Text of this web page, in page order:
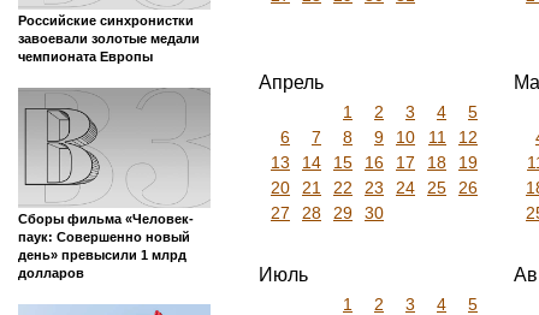
Российские синхронистки
завоевали золотые медали
чемпионата Европы
Сборы фильма «Человек-
паук: Совершенно новый
день» превысили 1 млрд
долларов
Апрель
1 2 3 4
5
6
7 8 9 10 11
12
13
14 15 16 17 18
19
20
21 22 23 24 25
26
27
28 29 30
Июль
1 2 3 4
5